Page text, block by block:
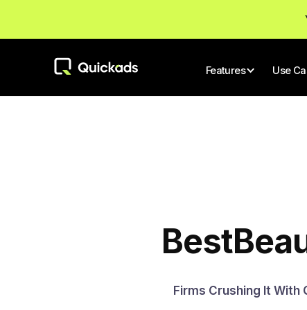
Features Use
Best
Firms Crushing It With